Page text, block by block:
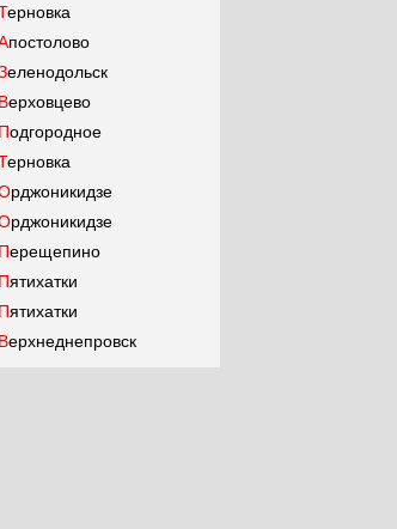
Терновка
Апостолово
Зеленодольск
Верховцево
Подгородное
Терновка
Орджоникидзе
Орджоникидзе
Перещепино
Пятихатки
Пятихатки
Верхнеднепровск